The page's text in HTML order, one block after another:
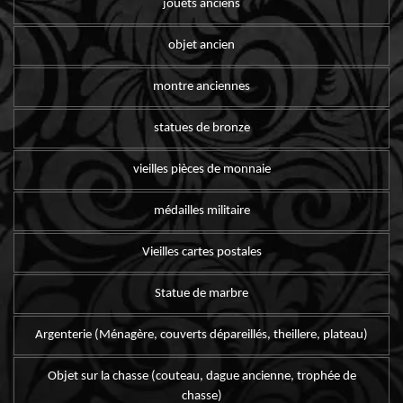
jouets anciens
objet ancien
montre anciennes
statues de bronze
vieilles pièces de monnaie
médailles militaire
Vieilles cartes postales
Statue de marbre
Argenterie (Ménagère, couverts dépareillés, theillere, plateau)
Objet sur la chasse (couteau, dague ancienne, trophée de
chasse)